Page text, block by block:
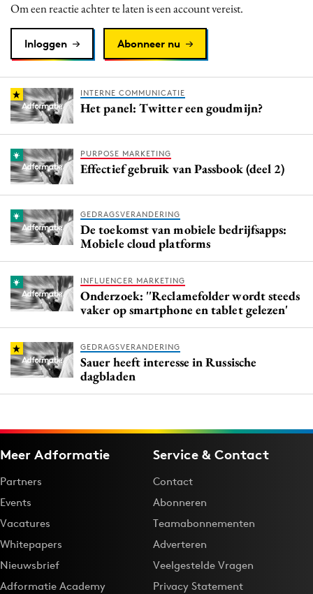
Programmatic
Purpose Marketing
Reputatie & crisis
Om een reactie achter te laten is een account vereist.
Inloggen Abonneer nu
INTERNE COMMUNICATIE
Het panel: Twitter een goudmijn?
PURPOSE MARKETING
Effectief gebruik van Passbook (deel 2)
GEDRAGSVERANDERING
De toekomst van mobiele bedrijfsapps:
Mobiele cloud platforms
INFLUENCER MARKETING
Onderzoek: ''Reclamefolder wordt steeds
vaker op smartphone en tablet gelezen'
GEDRAGSVERANDERING
Sauer heeft interesse in Russische
dagbladen
Meer Adformatie
Partners
Events
Vacatures
Whitepapers
Nieuwsbrief
Adformatie Academy
Service & Contact
Contact
Abonneren
Teamabonnementen
Adverteren
Veelgestelde Vragen
Privacy Statement